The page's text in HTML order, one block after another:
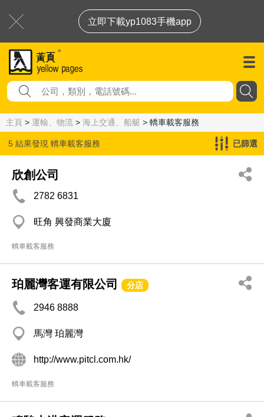
立即下載yp1083手機app
主頁 > 運輸、物流 > 海上交通、船艇 > 轎車載客服務
5 結果發現 轎車載客服務 已篩選
欣創公司
2782 6831
旺角 興發商業大廈
轎車載客服務
珀麗灣客運有限公司 分店
2946 8888
馬灣 珀麗灣
http://www.pitcl.com.hk/
轎車載客服務